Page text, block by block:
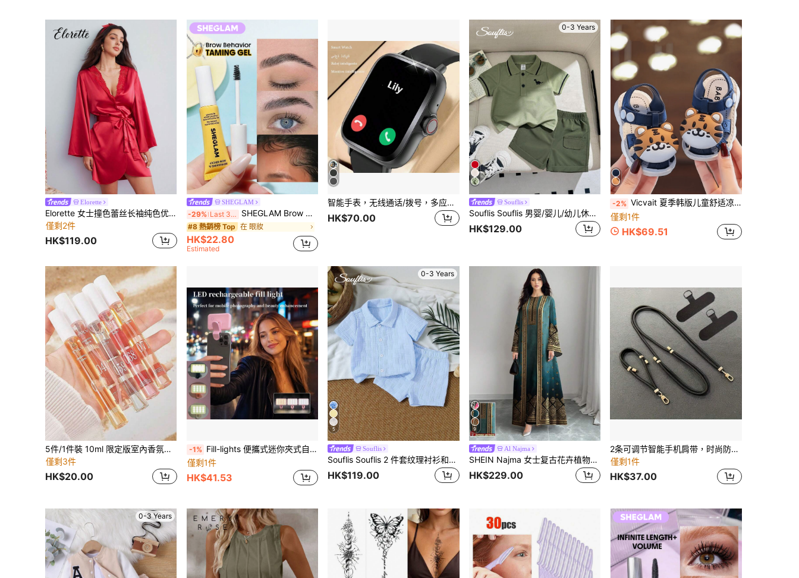
Elorette
Elorette 女士撞色蕾丝长袖纯色优雅睡袍，奢华家居服，舒适优雅细节，秋冬款
僅剩2件
HK$119.00
SHEGLAM
-29% Last 3 days SHEGLAM Brow Behavior Taming 眉膠 品牌美妝化妝品 適合女士與女孩
#8 熱銷榜 Top 在 眼妝
HK$22.80
Estimated
智能手表，无线通话/拨号，多应用提醒，男女通用，运动手表，可定制壁纸，节日和生日礼物
HK$70.00
0-3 Years
Souflis
Souflis Souflis 男婴/婴儿/幼儿休闲学院风 Polo 衫 + 短裤两件套，春夏
HK$129.00
-2% Vicvait 夏季韩版儿童舒适凉鞋，女童凉鞋，清凉呵护，柔软百搭儿童凉鞋
僅剩1件
HK$69.51
5件/1件裝 10ml 限定版室內香氛禮品組，包含五款香調：黑胡椒、雪松、甜橙、玫瑰與茉莉。室內香氛噴霧、室內空氣清新劑，適用於各種場合，可用於衣物、居家裝飾、禮物、送給朋友、情人節、客廳、派對、飯店等
僅剩3件
HK$20.00
-1% Fill-lights 便攜式迷你夾式自拍補光燈 LED 補光燈，適用於手機、電腦、化妝、Zoom 會議、直播、Vlog、自拍和視訊通話，聖誕裝飾、房間裝飾、家居裝飾、節日禮物，250mAh
僅剩1件
HK$41.53
0-3 Years
5
Souflis
Souflis Souflis 2 件套纹理衬衫和短裤街头时尚男婴装
HK$119.00
9
Al Najma
SHEIN Najma 女士复古花卉植物印花长袖休闲阿拉伯风格套装，春秋季
HK$229.00
2条可调节智能手机肩带，时尚防丢配件，适合情人节、日常旅行、户外活动
僅剩1件
HK$37.00
0-3 Years